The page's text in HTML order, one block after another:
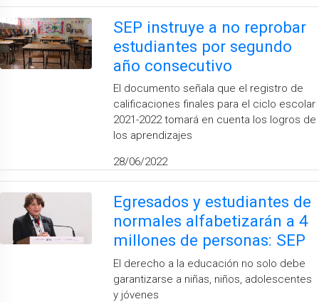
SEP instruye a no reprobar
estudiantes por segundo
año consecutivo
El documento señala que el registro de
calificaciones finales para el ciclo escolar
2021-2022 tomará en cuenta los logros de
los aprendizajes
28/06/2022
Egresados y estudiantes de
normales alfabetizarán a 4
millones de personas: SEP
El derecho a la educación no solo debe
garantizarse a niñas, niños, adolescentes
y jóvenes